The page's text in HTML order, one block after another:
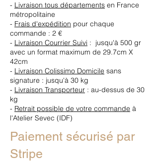
- Livraison tous départements en France
métropolitaine
- Frais d'expédition pour chaque
commande : 2 €
- Livraison Courrier Suivi : jusqu'à 500 gr
avec un format maximum de 29.7cm X
42cm
- Livraison Colissimo Domicile sans
signature : jusqu'à 30 kg
- Livraison Transporteur : au-dessus de 30
kg
- Retrait possible de votre commande à
l'Atelier Sevec (IDF)
Paiement sécurisé par
Stripe